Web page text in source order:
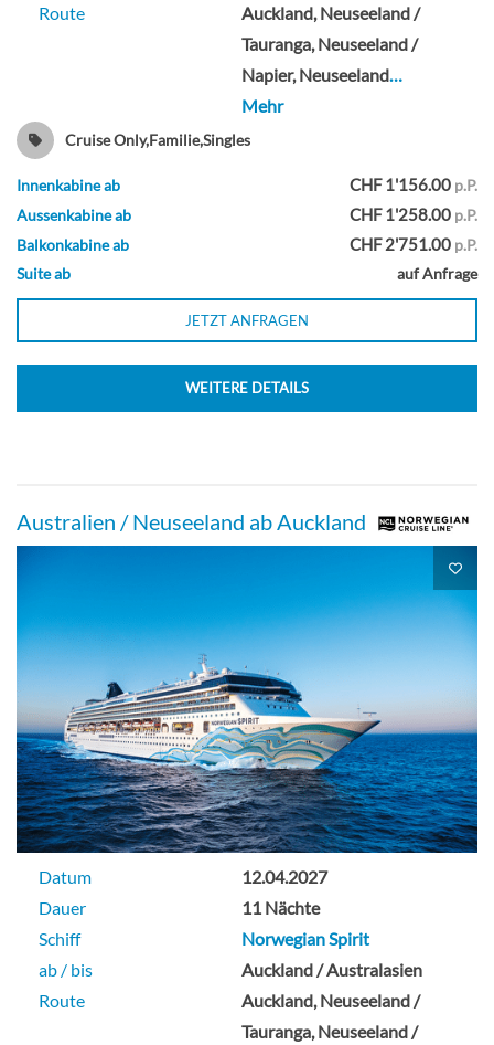
Route
Auckland, Neuseeland /
Tauranga, Neuseeland /
Napier, Neuseeland…
Mehr
Cruise Only,Familie,Singles
Innenkabine ab CHF 1'156.00 p.P.
Aussenkabine ab
CHF 1'258.00 p.P.
Balkonkabine ab
CHF 2'751.00 p.P.
Suite ab
auf Anfrage
JETZT ANFRAGEN
WEITERE DETAILS
Australien / Neuseeland ab Auckland
Datum
12.04.2027
Dauer
11 Nächte
Schiff
Norwegian Spirit
ab / bis
Auckland / Australasien
Route
Auckland, Neuseeland /
Tauranga, Neuseeland /